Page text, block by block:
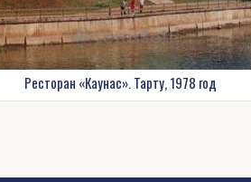
Ресторан «Каунас». Тарту, 1978 год